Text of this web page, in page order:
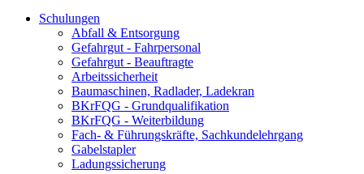
Schulungen
Abfall & Entsorgung
Gefahrgut - Fahrpersonal
Gefahrgut - Beauftragte
Arbeitssicherheit
Baumaschinen, Radlader, Ladekran
BKrFQG - Grundqualifikation
BKrFQG - Weiterbildung
Fach- & Führungskräfte, Sachkundelehrgang
Gabelstapler
Ladungssicherung